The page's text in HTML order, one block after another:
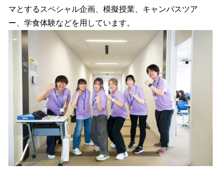
す
マとするスペシャル企画、模擬授業、キャンパスツア
ー、学食体験などを用しています。